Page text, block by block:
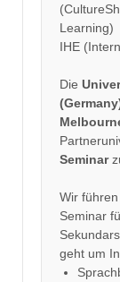
Learning)
IHE
Die
Seminar
Wir
Seminar
geht um